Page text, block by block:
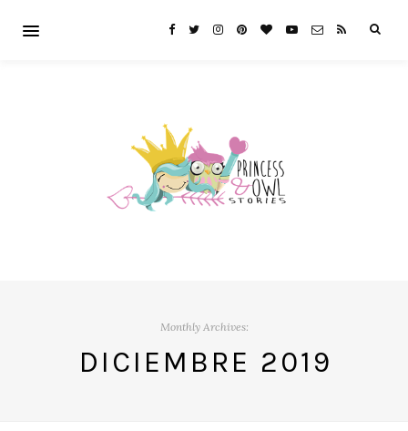
Monthly Archives:
DICIEMBRE 2019